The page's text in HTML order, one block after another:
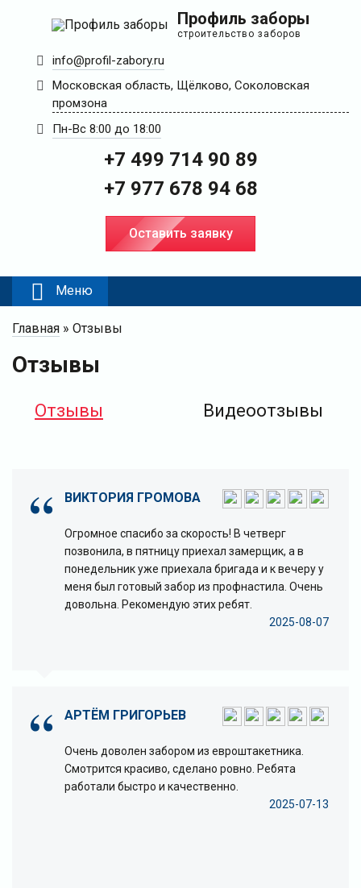
Профиль заборы
строительство заборов
info@profil-zabory.ru
Московская область, Щёлково, Соколовская
промзона
Пн-Вс 8:00 до 18:00
+7 499 714 90 89
+7 977 678 94 68
Оставить заявку
Меню
Главная » Отзывы
Отзывы
Отзывы Видеоотзывы
ВИКТОРИЯ ГРОМОВА
Огромное спасибо за скорость! В четверг
позвонила, в пятницу приехал замерщик, а в
понедельник уже приехала бригада и к вечеру у
меня был готовый забор из профнастила. Очень
довольна. Рекомендую этих ребят.
2025-08-07
АРТЁМ ГРИГОРЬЕВ
Очень доволен забором из евроштакетника.
Смотрится красиво, сделано ровно. Ребята
работали быстро и качественно.
2025-07-13